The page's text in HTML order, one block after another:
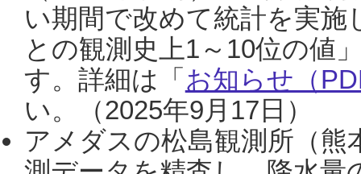
い期間で改めて統計を実
との観測史上1～10位の値
す。詳細は「 お知らせ（
い。（2025年9月17日）
アメダスの松島観測所（熊